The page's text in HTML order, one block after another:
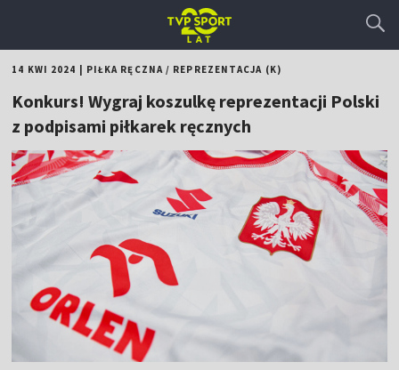
14 KWI 2024 PIŁKA RĘCZNA/ REPREZENTACJA (K)
Konkurs! Wygraj koszulkę reprezentacji Polski
z podpisami piłkarek ręcznych